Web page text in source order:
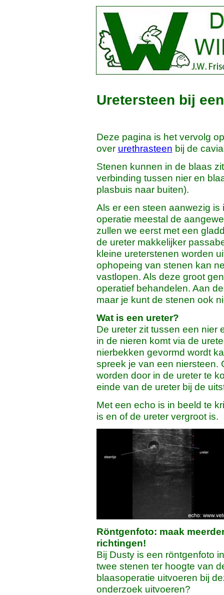
Uretersteen bij
Deze pagina is het vervolg
over urethrasteen bij de
Stenen kunnen in de blaas
verbinding tussen nier en
plasbuis naar buiten).
Als er een steen aanwezig
operatie meestal de
zullen we eerst met een
de ureter makkelijker
kleine ureterstenen worden
ophopeing van stenen kan
vastlopen. Als deze groot
operatief behandelen. Aan
maar je kunt de stenen ook
Wat is een ureter?
De ureter zit tussen een nier
in de nieren komt via de
nierbekken gevormd wordt
spreek je van een niersteen.
worden door in de ureter te
einde van de ureter bij de
Met een echo is in beeld te
is en of de ureter vergroot is.
Röntgenfoto: maak
richtingen!
Bij Dusty is een röntgenfoto
twee stenen ter hoogte van
blaasoperatie uitvoeren bij
onderzoek uitvoeren?